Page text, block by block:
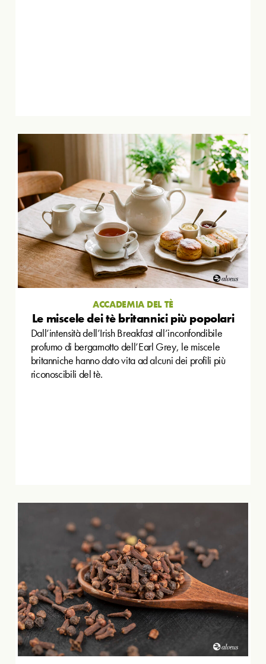
ACCADEMIA DEL TÈ
Le miscele dei tè britannici più popolari
Dall’intensità dell’Irish Breakfast all’inconfondibile
profumo di bergamotto dell’Earl Grey, le miscele
britanniche hanno dato vita ad alcuni dei profili più
riconoscibili del tè.